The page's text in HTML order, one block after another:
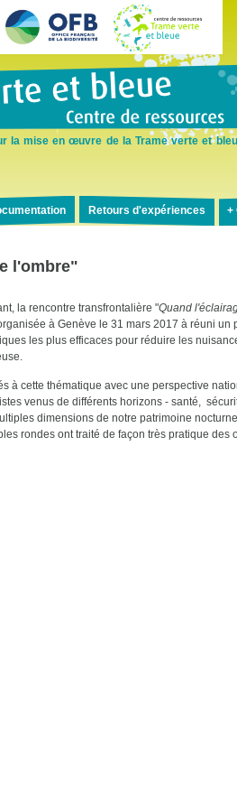
au
contenu
la mise en œuvre de la Trame verte et
Retours d'expériences
l'ombre"
la rencontre transfrontalière "Quand
à Genève le 31 mars 2017 à réuni un
les plus efficaces pour réduire les
à cette thématique avec une perspective
venus de différents horizons - santé,
dimensions de notre patrimoine
rondes ont traité de façon très pratique des